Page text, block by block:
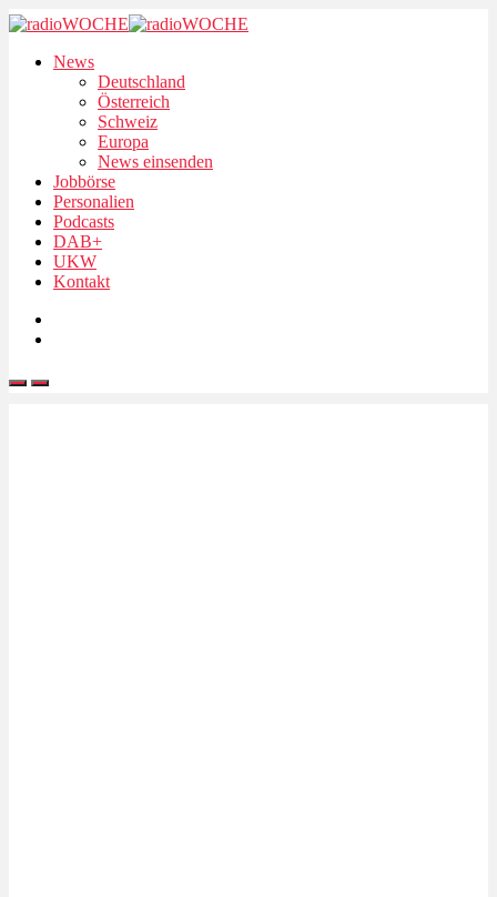
News
Deutschland
Österreich
Schweiz
Europa
News einsenden
Jobbörse
Personalien
Podcasts
DAB+
UKW
Kontakt